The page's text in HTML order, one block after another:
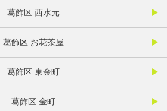
葛飾区 西水元
葛飾区 お花茶屋
葛飾区 東金町
葛飾区 金町